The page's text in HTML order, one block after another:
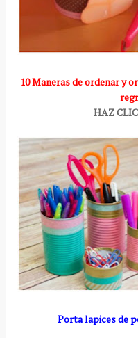
10 Maneras de ordenar y
HAZ
Porta lapices de